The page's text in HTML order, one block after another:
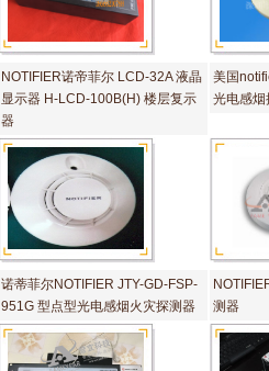
NOTIFIER诺帝菲尔 LCD-32A 液晶
显示器 H-LCD-100B(H) 楼层复示
器
美国
光电感烟
诺蒂菲尔NOTIFIER JTY-GD-FSP-
951G 型点型光电感烟火灾探测器
测器